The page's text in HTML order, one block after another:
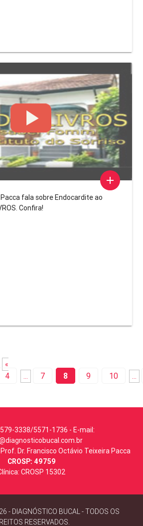
add
Pacca fala sobre Endocardite ao
Confira!
«
4 ... 7 8 9 10
...
3338/5571-1736 - E-mail:
Dr. Francisco Octávio Teixeira Pacca
CROSP: 49759
CROSP 15302
- DIAGNÓSTICO BUCAL - TODOS OS
RESERVADOS.